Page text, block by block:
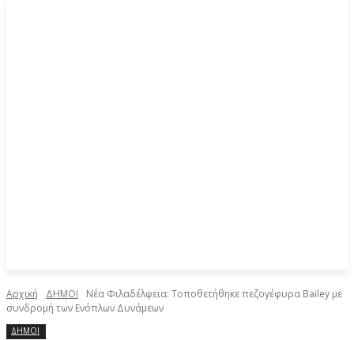
Αρχική ΔΗΜΟΙ
Νέα Φιλαδέλφεια: Τοποθετήθηκε πεζογέφυρα Bailey με
συνδρομή των Ενόπλων Δυνάμεων
ΔΗΜΟΙ